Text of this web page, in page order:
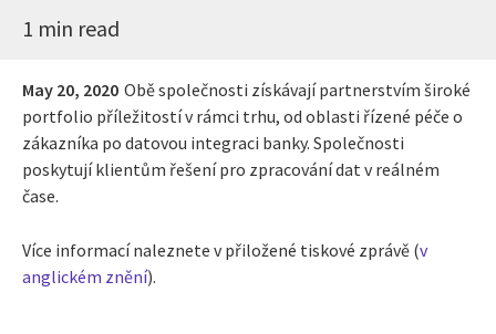
1 min read
May 20, 2020 Obě společnosti získávají partnerstvím široké
portfolio příležitostí v rámci trhu, od oblasti řízené péče o
zákazníka po datovou integraci banky. Společnosti
poskytují klientům řešenípro zpracování dat v reálném
čase.
Více informací naleznete v přiložené tiskové zprávě (v
anglickém znění).